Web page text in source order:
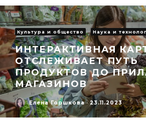
Культура и общество Наука и
ИНТЕРАКТИВНАЯ
ОТСЛЕЖИВАЕТ ПУТЬ
ПРОДУКТОВ ДО
МАГАЗИНОВ
Елена Горшкова · 23.11.2023